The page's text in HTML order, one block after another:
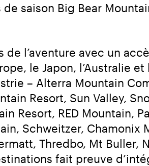
de saison Big Bear
de l’aventure avec un
le Japon, l’Australie
– Alterra Mountain
Resort, Sun Valley,
Resort, RED Mountain,
Schweitzer,
Thredbo, Mt Buller,
fait preuve